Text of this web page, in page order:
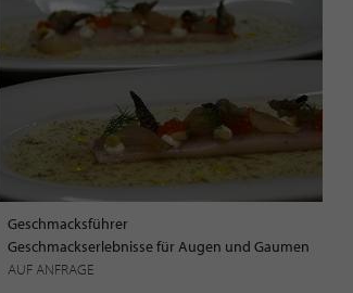
Geschmacksführer
Geschmackserlebnisse für Augen und Gaumen
AUF ANFRAGE